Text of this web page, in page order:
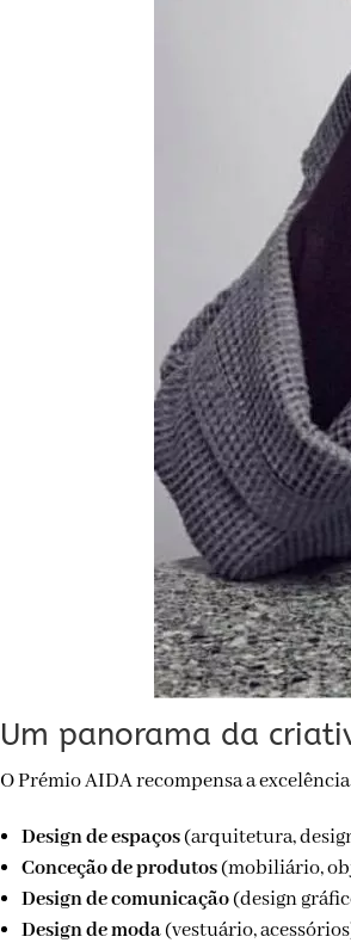
Um panorama da
O Prémio AIDA recompensa a
Design de espaços(arquitetura,
Conceção de produtos(mobiliário,
Design de comunicação(design
Design de moda(vestuário,